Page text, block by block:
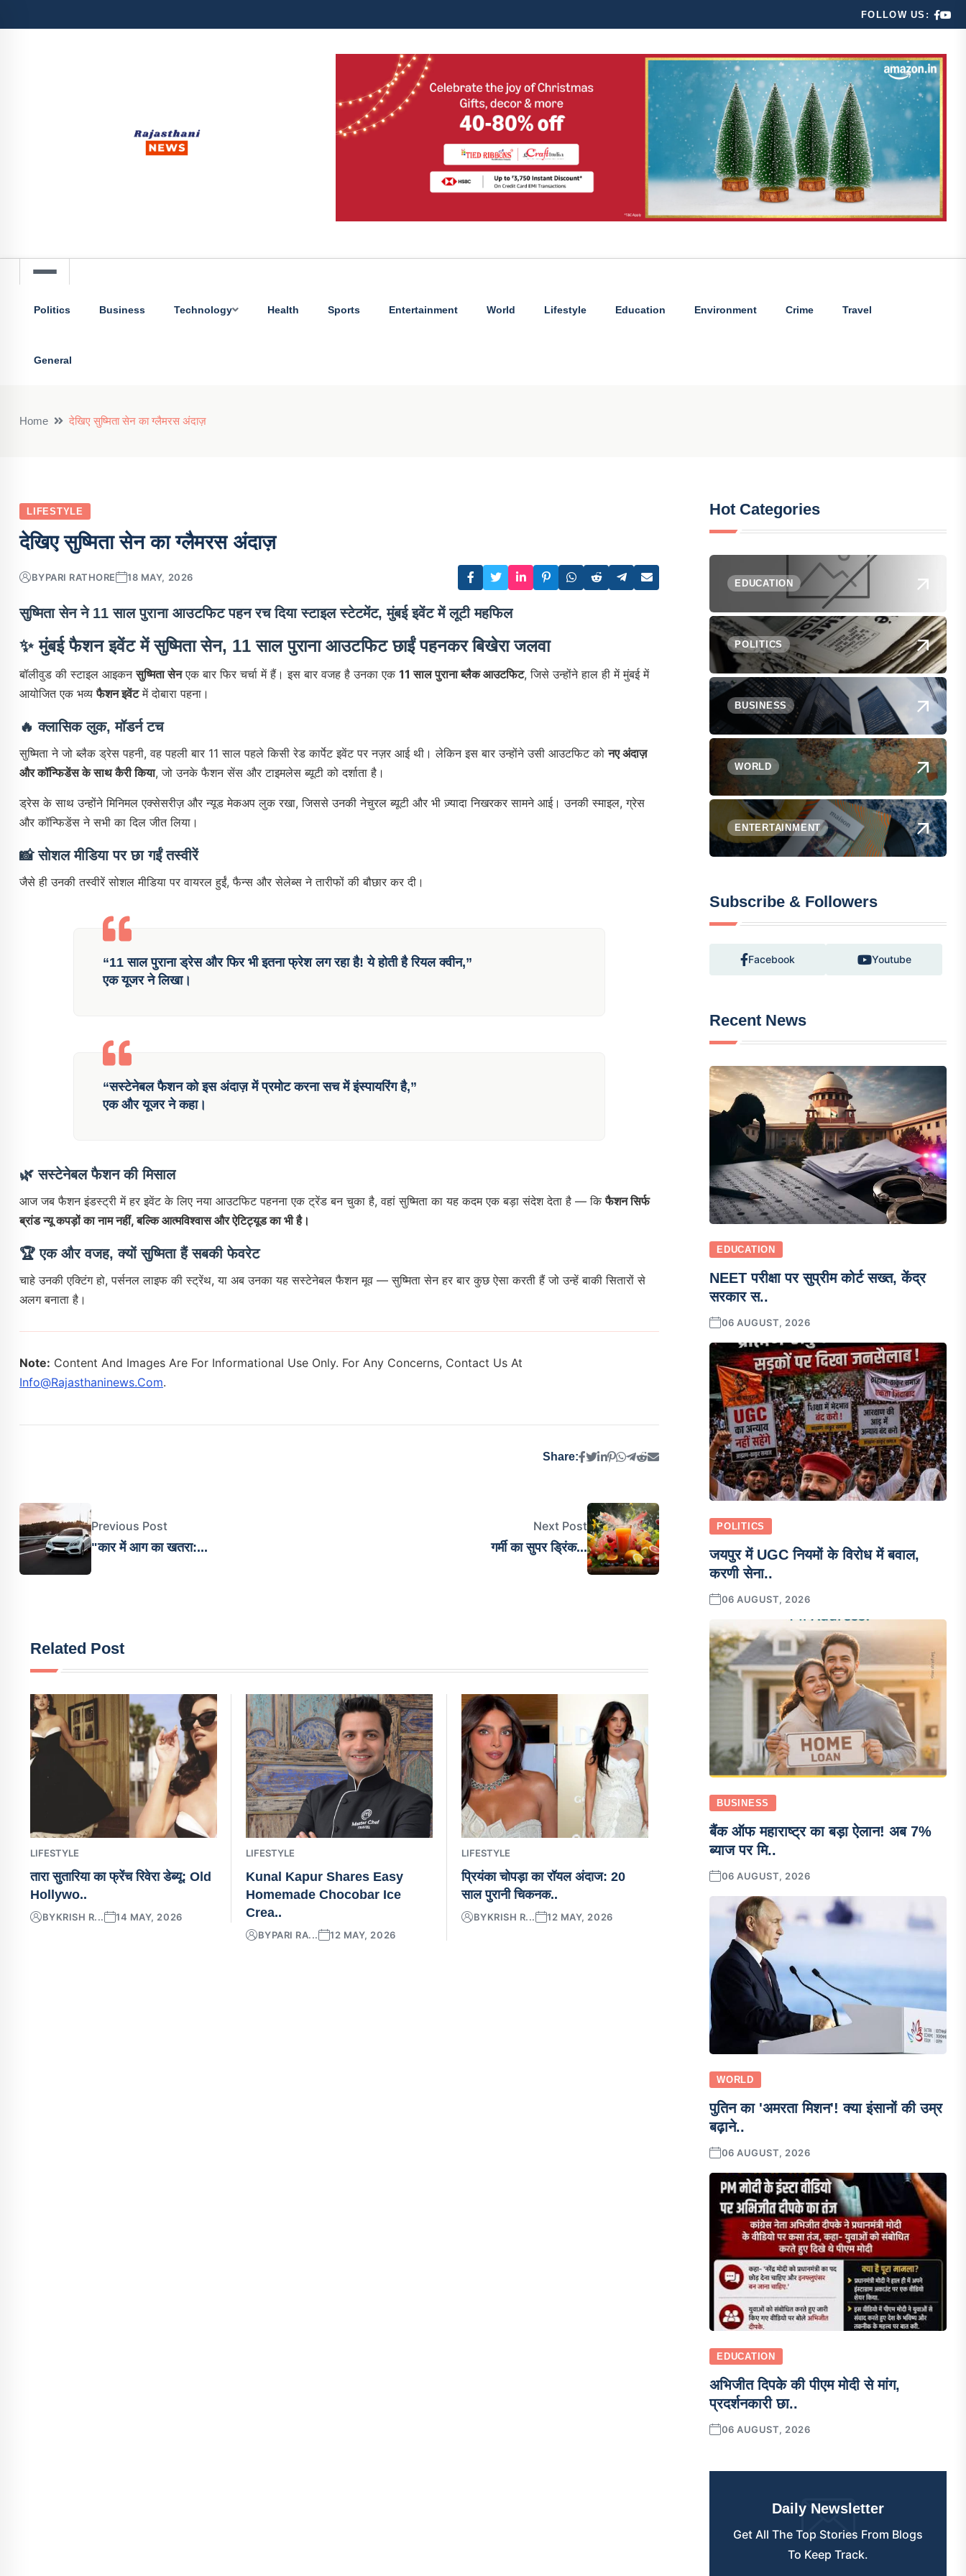
FOLLOW US:
Politics Business Technology Health Sports Entertainment World Lifestyle Education Environment Crime Travel
General
Home देख‍िए सुष्मिता सेन का ग्लैमरस अंदाज़
LIFESTYLE
देख‍िए सुष्मिता सेन का ग्लैमरस अंदाज़
BYPARI RATHORE 18 MAY, 2026
सुष्मिता सेन ने 11 साल पुराना आउटफिट पहन रच दिया स्टाइल स्टेटमेंट, मुंबई इवेंट में लूटी महफ‍िल
✨मुंबई फैशन इवेंट में सुष्मिता सेन, 11 साल पुराना आउटफिट छाईं पहनकर बिखेरा जलवा
बॉलीवुड की स्टाइल आइकनसुष्मिता सेनएक बार फिर चर्चा में हैं। इस बार वजह है उनका एक 11 साल पुराना ब्लैक आउटफिट, जिसे उन्होंने हाल ही में मुंबई में
आयोजित एक भव्यफैशन इवेंटमें दोबारा पहना।
🔥क्लासिक लुक, मॉडर्न टच
सुष्मिता ने जो ब्लैक ड्रेस पहनी, वह पहली बार 11 साल पहले किसी रेड कार्पेट इवेंट पर नज़र आई थी। लेकिन इस बार उन्होंने उसी आउटफिट कोनए अंदाज़
और कॉन्फ‍िडेंस के साथ कैरी किया, जो उनके फैशन सेंस और टाइमलेस ब्यूटी को दर्शाता है।
ड्रेस के साथ उन्होंने मिनिमल एक्सेसरीज़ और न्यूड मेकअप लुक रखा, जिससे उनकी नेचुरल ब्यूटी और भी ज़्यादा निखरकर सामने आई। उनकी स्माइल, ग्रेस
और कॉन्फिडेंस ने सभी का दिल जीत लिया।
📸सोशल मीडिया पर छा गईं तस्वीरें
जैसे ही उनकी तस्वीरें सोशल मीडिया पर वायरल हुईं, फैन्स और सेलेब्स ने तारीफों की बौछार कर दी।
“11 साल पुराना ड्रेस और फिर भी इतना फ्रेश लग रहा है! ये होती है रियल क्वीन,”
एक यूजर ने लिखा।
“सस्टेनेबल फैशन को इस अंदाज़ में प्रमोट करना सच में इंस्पायरिंग है,”
एक और यूजर ने कहा।
🌿सस्टेनेबल फैशन की मिसाल
आज जब फैशन इंडस्ट्री में हर इवेंट के लिए नया आउटफिट पहनना एक ट्रेंड बन चुका है, वहां सुष्मिता का यह कदम एक बड़ा संदेश देता है — किफैशन सिर्फ
ब्रांड न्यू कपड़ों का नाम नहीं, बल्कि आत्मविश्वास और ऐटिट्यूड का भी है।
🏆एक और वजह, क्यों सुष्मिता हैं सबकी फेवरेट
चाहे उनकी एक्टिंग हो, पर्सनल लाइफ की स्ट्रेंथ, या अब उनका यह सस्टेनेबल फैशन मूव — सुष्मिता सेन हर बार कुछ ऐसा करती हैं जो उन्हें बाकी सितारों से
अलग बनाता है।
Note: Content And Images Are For Informational Use Only. For Any Concerns, Contact Us At
Info@rajasthaninews.com.
Share:
Previous Post
"कार में आग का खतरा:...
Next Post
गर्मी का सुपर ड्रिंक...
Related Post
LIFESTYLE
तारा सुतारिया का फ्रेंच रिवेरा डेब्यू: Old
Hollywo..
BYKRISH R... 14 MAY, 2026
LIFESTYLE
Kunal Kapur Shares Easy
Homemade Chocobar Ice
Crea..
BYPARI RA... 12 MAY, 2026
LIFESTYLE
प्रियंका चोपड़ा का रॉयल अंदाज: 20
साल पुरानी चिकनक..
BYKRISH R... 12 MAY, 2026
Hot Categories
EDUCATION
POLITICS
BUSINESS
WORLD
ENTERTAINMENT
Subscribe & Followers
Facebook Youtube
Recent News
EDUCATION
NEET परीक्षा पर सुप्रीम कोर्ट सख्त, केंद्र
सरकार स..
06 AUGUST, 2026
POLITICS
जयपुर में UGC नियमों के विरोध में बवाल,
करणी सेना..
06 AUGUST, 2026
BUSINESS
बैंक ऑफ महाराष्ट्र का बड़ा ऐलान! अब 7%
ब्याज पर मि..
06 AUGUST, 2026
WORLD
पुतिन का 'अमरता मिशन'! क्या इंसानों की उम्र
बढ़ाने..
06 AUGUST, 2026
EDUCATION
अभिजीत दिपके की पीएम मोदी से मांग,
प्रदर्शनकारी छा..
06 AUGUST, 2026
Daily Newsletter
Get All The Top Stories From Blogs
To Keep Track.